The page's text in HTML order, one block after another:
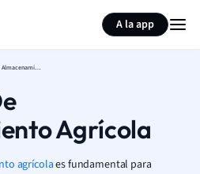
A la app
Tecnología De Almacenamiento Agrícola
Agrícola
agrícolaes fundamental para
Resumir página